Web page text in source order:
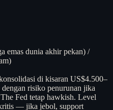
emas dunia akhir pekan) /
di kisaran US$4.500–
risiko penurunan jika
Fed tetap hawkish. Level
— jika jebol, support